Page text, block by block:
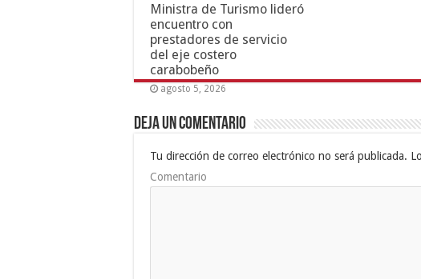
Ministra de Turismo lideró
encuentro con
prestadores de servicio
del eje costero
carabobeño
agosto 5, 2026
Deja un comentario
Tu dirección de correo electrónico no será publicada.
Comentario